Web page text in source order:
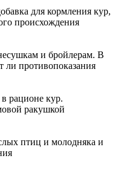
для кормления кур,
происхождения
и бройлерам. В
ли противопоказания
рационе кур.
ракушкой
птиц и молодняка и